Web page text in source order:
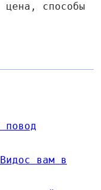
способы
повод
вам в